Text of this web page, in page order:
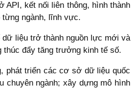
API, kết nối liên thông, hình thành
từng ngành, lĩnh vực.
dữ liệu trở thành nguồn lực mới và
thúc đẩy tăng trưởng kinh tế số.
phát triển các cơ sở dữ liệu quốc
chuyên ngành; xây dựng mô hình